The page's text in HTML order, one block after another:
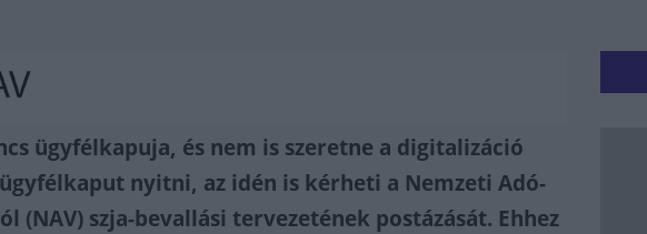
ügyfélkapuja, és nem is szeretne a digitalizáció
nyitni, az idén is kérheti a Nemzeti Adó-
(NAV) szja-bevallási tervezetének postázását. Ehhez